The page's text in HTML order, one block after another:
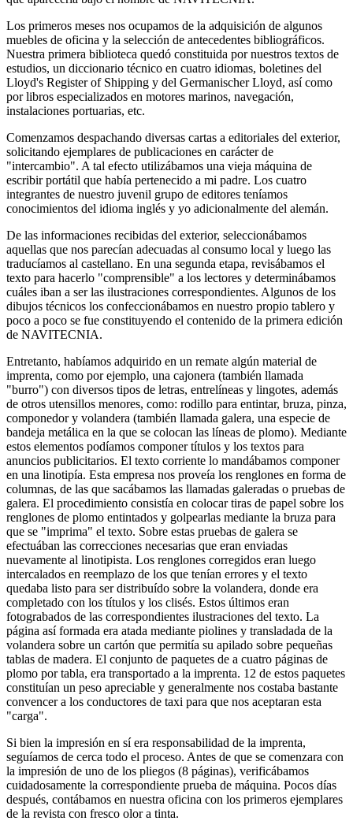
Los primeros meses nos ocupamos de la adquisición de algunos
muebles de oficina y la selección de antecedentes bibliográficos.
Nuestra primera biblioteca quedó constituida por nuestros textos de
estudios, un diccionario técnico en cuatro idiomas, boletines del
Lloyd's Register of Shipping y del Germanischer Lloyd, así como
por libros especializados en motores marinos, navegación,
instalaciones portuarias, etc.
Comenzamos despachando diversas cartas a editoriales del exterior,
solicitando ejemplares de publicaciones en carácter de
intercambio . A tal efecto utilizábamos una vieja máquina de
escribir portátil que había pertenecido a mi padre. Los cuatro
integrantes de nuestro juvenil grupo de editores teníamos
conocimientos del idioma inglés y yo adicionalmente del alemán.
De las informaciones recibidas del exterior, seleccionábamos
aquellas que nos parecían adecuadas al consumo local y luego las
traducíamos al castellano. En una segunda etapa, revisábamos el
texto para hacerlo
comprensible
a los lectores y deter­minábamos
cuáles iban a ser las ilustraciones correspondientes. Algunos de los
dibujos técnicos los confeccionábamos en nuestro propio tablero y
poco a poco se fue constituyendo el contenido de la primera edición
de NAVITECNIA.
Entretanto, habíamos adquirido en un remate algún material de
imprenta, como por ejemplo, una cajonera (también llamada
burro ) con diversos tipos de letras, entrelíneas y lingotes, además
de otros utensillos menores, como: rodillo para entintar, bruza, pinza,
componedor y volandera (también llamada galera, una especie de
bandeja metálica en la que se colocan las líneas de plomo). Mediante
estos elementos podíamos componer títulos y los textos para
anuncios publicitarios. El texto corriente lo mandábamos componer
en una linotipía. Esta empresa nos proveía los renglones en forma de
columnas, de las que sacábamos las llamadas galeradas o pruebas de
galera. El procedimiento consistía en colocar tiras de papel sobre los
renglones de plomo entintados y golpearlas mediante la bruza para
que se
imprima
el texto. Sobre estas pruebas de galera se
efectuában las correcciones necesarias que eran enviadas
nuevamente al linotipista. Los renglones corregidos eran luego
intercalados en reemplazo de los que tenían errores y el texto
quedaba listo para ser distribuído sobre la volandera, donde era
completado con los títulos y los clisés. Estos últimos eran
fotograbados de las correspondientes ilustraciones del texto. La
página así formada era atada mediante piolines y transladada de la
volandera sobre un cartón que permitía su apilado sobre pequeñas
tablas de madera. El conjunto de paquetes de a cuatro páginas de
plomo por tabla, era transportado a la imprenta. 12 de estos paquetes
constituían un peso apreciable y generalmente nos costaba bastante
convencer a los conductores de taxi para que nos aceptaran esta
carga .
Si bien la impresión en sí era responsabilidad de la imprenta,
seguíamos de cerca todo el proceso. Antes de que se comenzara con
la impresión de uno de los pliegos (8 páginas), verificábamos
cuidadosamente la correspondiente prueba de máquina. Pocos días
después, contábamos en nuestra oficina con los primeros ejempla­res
de la revista con fresco olor a tinta.